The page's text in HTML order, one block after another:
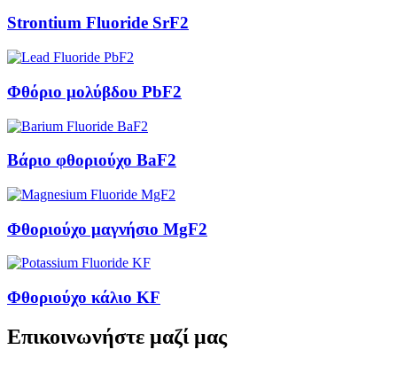
Strontium Fluoride SrF2
Φθόριο μολύβδου PbF2
Βάριο φθοριούχο BaF2
Φθοριούχο μαγνήσιο MgF2
Φθοριούχο κάλιο KF
Επικοινωνήστε μαζί μας